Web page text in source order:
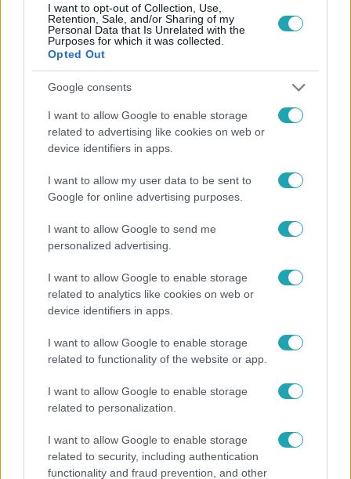
I want to opt-out of Collection, Use,
Retention, Sale, and/or Sharing of my
Personal Data that Is Unrelated with the
Purposes for which it was collected.
Opted Out
Google consents
I want to allow Google to enable storage
related to advertising like cookies on web or
device identifiers in apps.
I want to allow my user data to be sent to
Google for online advertising purposes.
I want to allow Google to send me
personalized advertising.
I want to allow Google to enable storage
related to analytics like cookies on web or
device identifiers in apps.
I want to allow Google to enable storage
related to functionality of the website or app.
I want to allow Google to enable storage
related to personalization.
I want to allow Google to enable storage
related to security, including authentication
functionality and fraud prevention, and other
Legnépszerűbb videók
6:31
Közel 6 milliót ér az Exek csatájában
szereplő Brumi legdrágább kosaras
kártyája